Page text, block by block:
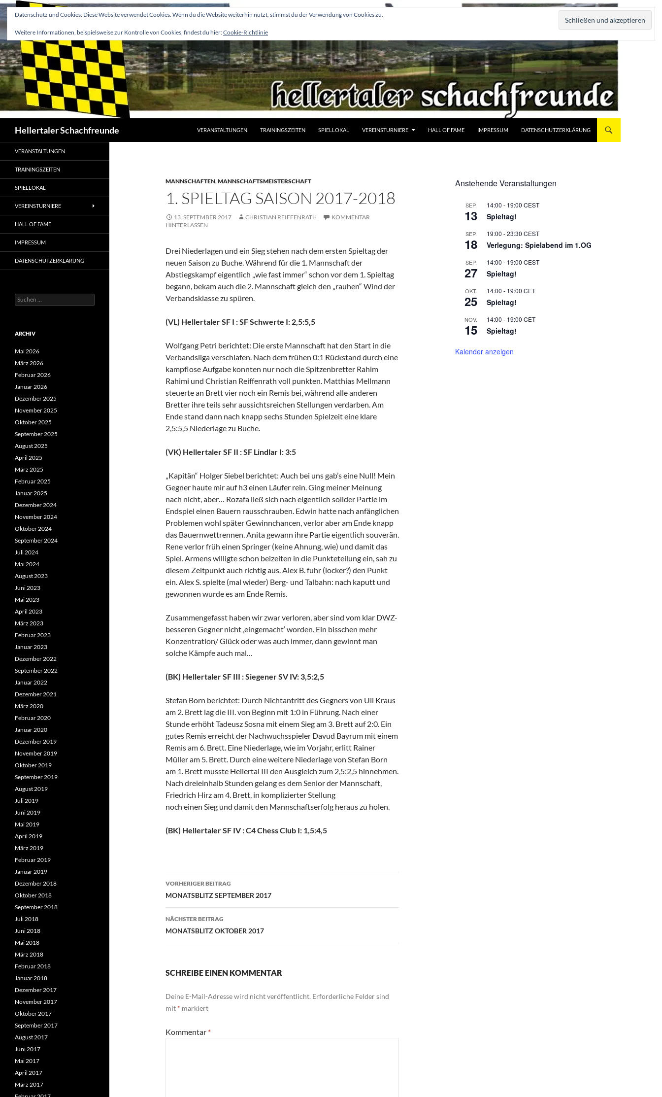
Zum
Inhalt
springen
Hellertaler Schachfreunde VERANSTALTUNGEN TRAININGSZEITEN SPIELLOKAL VEREINSTURNIERE HALL OF FAME IMPRESSUM DATENSCHUTZERKLÄRUNG
MANNSCHAFTEN,MANNSCHAFTSMEISTERSCHAFT
1. SPIELTAG SAISON 2017-2018
13. SEPTEMBER 2017 CHRISTIAN REIFFENRATH
KOMMENTAR
HINTERLASSEN
Drei Niederlagen und ein Sieg stehen nach dem ersten Spieltag der
neuen Saison zu Buche. Während für die 1. Mannschaft der
Abstiegskampf eigentlich „wie fast immer“ schon vor dem 1. Spieltag
begann, bekam auch die 2. Mannschaft gleich den „rauhen“ Wind der
Verbandsklasse zu spüren.
(VL) Hellertaler SF I : SF Schwerte I: 2,5:5,5
Wolfgang Petri berichtet: Die erste Mannschaft hat den Start in die
Verbandsliga verschlafen. Nach dem frühen 0:1 Rückstand durch eine
kampflose Aufgabe konnten nur noch die Spitzenbretter Rahim
Rahimi und Christian Reiffenrath voll punkten. Matthias Mellmann
steuerte an Brett vier noch ein Remis bei, während alle anderen
Bretter ihre teils sehr aussichtsreichen Stellungen verdarben. Am
Ende stand dann nach knapp sechs Stunden Spielzeit eine klare
2,5:5,5 Niederlage zu Buche.
(VK) Hellertaler SF II : SF Lindlar I: 3:5
„Kapitän“ Holger Siebel berichtet: Auch bei uns gab’s eine Null! Mein
Gegner haute mir auf h3 einen Läufer rein. Ging meiner Meinung
nach nicht, aber… Rozafa ließ sich nach eigentlich solider Partie im
Endspiel einen Bauern rausschrauben. Edwin hatte nach anfänglichen
Problemen wohl später Gewinnchancen, verlor aber am Ende knapp
das Bauernwettrennen. Anita gewann ihre Partie eigentlich souverän.
Rene verlor früh einen Springer (keine Ahnung, wie) und damit das
Spiel. Armens willigte schon beizeiten in die Punkteteilung ein, sah zu
diesem Zeitpunkt auch richtig aus. Alex B. fuhr (locker?) den Punkt
ein. Alex S. spielte (mal wieder) Berg- und Talbahn: nach kaputt und
gewonnen wurde es am Ende Remis.
Zusammengefasst haben wir zwar verloren, aber sind vom klar DWZ-
besseren Gegner nicht ‚eingemacht‘ worden. Ein bisschen mehr
Konzentration/ Glück oder was auch immer, dann gewinnt man
solche Kämpfe auch mal…
(BK) Hellertaler SF III : Siegener SV IV: 3,5:2,5
Stefan Born berichtet: Durch Nichtantritt des Gegners von Uli Kraus
am 2. Brett lag die III. von Beginn mit 1:0 in Führung. Nach einer
Stunde erhöht Tadeusz Sosna mit einem Sieg am 3. Brett auf 2:0. Ein
gutes Remis erreicht der Nachwuchsspieler Davud Bayrum mit einem
Remis am 6. Brett. Eine Niederlage, wie im Vorjahr, erlitt Rainer
Müller am 5. Brett. Durch eine weitere Niederlage von Stefan Born
am 1. Brett musste Hellertal III den Ausgleich zum 2,5:2,5 hinnehmen.
Nach dreieinhalb Stunden gelang es dem Senior der Mannschaft,
Friedrich Hirz am 4. Brett, in komplizierter Stellung
noch einen Sieg und damit den Mannschaftserfolg heraus zu holen.
(BK) Hellertaler SF IV : C4 Chess Club I: 1,5:4,5
Beitragsnavigation
VORHERIGER BEITRAG
MONATSBLITZ SEPTEMBER 2017
NÄCHSTER BEITRAG
MONATSBLITZ OKTOBER 2017
SCHREIBE EINEN KOMMENTAR
Deine E-Mail-Adresse wird nicht veröffentlicht. Erforderliche Felder sind
mit * markiert
Kommentar *
Anstehende Veranstaltungen
SEP.
13
14:00 - 19:00 CEST
Spieltag!
SEP.
18
19:00 -23:30 CEST
Verlegung: Spielabend im 1.OG
SEP.
27
14:00 - 19:00 CEST
Spieltag!
OKT.
25
14:00 - 19:00 CET
Spieltag!
NOV.
15
14:00 - 19:00 CET
Spieltag!
Kalender anzeigen
VERANSTALTUNGEN
TRAININGSZEITEN
SPIELLOKAL
VEREINSTURNIERE
HALL OF FAME
IMPRESSUM
DATENSCHUTZERKLÄRUNG
Suchen
nach:
ARCHIV
Mai 2026
März 2026
Februar 2026
Januar 2026
Dezember 2025
November 2025
Oktober 2025
September 2025
August 2025
April 2025
März 2025
Februar 2025
Januar 2025
Dezember 2024
November 2024
Oktober 2024
September 2024
Juli 2024
Mai 2024
August 2023
Juni 2023
Mai 2023
April 2023
März 2023
Februar 2023
Januar 2023
Dezember 2022
September 2022
Januar 2022
Dezember 2021
März 2020
Februar 2020
Januar 2020
Dezember 2019
November 2019
Oktober 2019
September 2019
August 2019
Juli 2019
Juni 2019
Mai 2019
April 2019
März 2019
Februar 2019
Januar 2019
Dezember 2018
Oktober 2018
September 2018
Juli 2018
Juni 2018
Mai 2018
März 2018
Februar 2018
Januar 2018
Dezember 2017
November 2017
Oktober 2017
September 2017
August 2017
Juni 2017
Mai 2017
April 2017
März 2017
Datenschutz und Cookies: Diese Website verwendet Cookies. Wenn du die Website weiterhin nutzt, stimmst du der Verwendung von Cookies zu.
Weitere Informationen, beispielsweise zur Kontrolle von Cookies, findest du hier:Cookie-Richtlinie